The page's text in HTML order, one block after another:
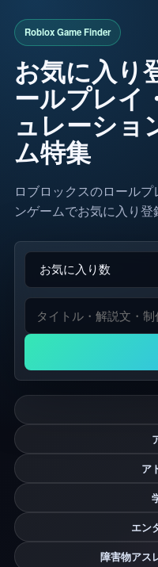
お気に入り
ールプレイ
ュレーショ
ム特集
ロブロックスのロール
ンゲームでお気に入り
ア
エン
障害物アス